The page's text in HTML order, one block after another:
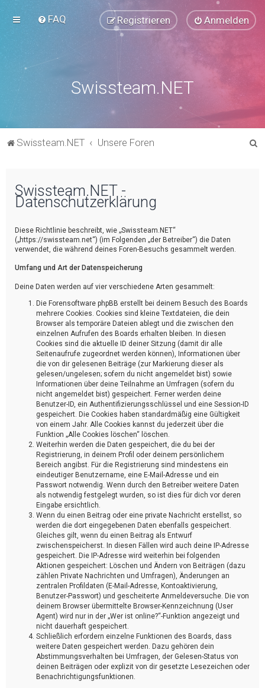
FAQ Anmelden
Registrieren
Swissteam.NET
Swissteam.NET Unsere Foren
Swissteam.NET -
Datenschutzerklärung
Diese Richtlinie beschreibt, wie „Swissteam.NET“
(„https://swissteam.net“) (im Folgenden „der Betreiber“) die Daten
verwendet, die während deines Foren-Besuchs gesammelt werden.
Umfang und Art der Datenspeicherung
Deine Daten werden auf vier verschiedene Arten gesammelt:
Die Forensoftware phpBB erstellt bei deinem Besuch des Boards
mehrere Cookies. Cookies sind kleine Textdateien, die dein
Browser als temporäre Dateien ablegt und die zwischen den
einzelnen Aufrufen des Boards erhalten bleiben. In diesen
Cookies sind die aktuelle ID deiner Sitzung (damit dir alle
Seitenaufrufe zugeordnet werden können), Informationen über
die von dir gelesenen Beiträge (zur Markierung dieser als
gelesen/ungelesen; sofern du nicht angemeldet bist) sowie
Informationen über deine Teilnahme an Umfragen (sofern du
nicht angemeldet bist) gespeichert. Ferner werden deine
Benutzer-ID, ein Authentifizierungsschlüssel und eine Session-ID
gespeichert. Die Cookies haben standardmäßig eine Gültigkeit
von einem Jahr. Alle Cookies kannst du jederzeit über die
Funktion „Alle Cookies löschen“ löschen.
Weiterhin werden die Daten gespeichert, die du bei der
Registrierung, in deinem Profil oder deinem persönlichem
Bereich angibst. Für die Registrierung sind mindestens ein
eindeutiger Benutzername, eine E-Mail-Adresse und ein
Passwort notwendig. Wenn durch den Betreiber weitere Daten
als notwendig festgelegt wurden, so ist dies für dich vor deren
Eingabe ersichtlich.
Wenn du einen Beitrag oder eine private Nachricht erstellst, so
werden die dort eingegebenen Daten ebenfalls gespeichert.
Gleiches gilt, wenn du einen Beitrag als Entwurf
zwischenspeicherst. In diesen Fällen wird auch deine IP-Adresse
gespeichert. Die IP-Adresse wird weiterhin bei folgenden
Aktionen gespeichert: Löschen und Ändern von Beiträgen (dazu
zählen Private Nachrichten und Umfragen), Änderungen an
zentralen Profildaten (E-Mail-Adresse, Kontoaktivierung,
Benutzer-Passwort) und gescheiterte Anmeldeversuche. Die von
deinem Browser übermittelte Browser-Kennzeichnung (User
Agent) wird nur in der „Wer ist online?“-Funktion angezeigt und
nicht dauerhaft gespeichert.
Schließlich erfordern einzelne Funktionen des Boards, dass
weitere Daten gespeichert werden. Dazu gehören dein
Abstimmungsverhalten bei Umfragen, der Gelesen-Status von
deinen Beiträgen oder explizit von dir gesetzte Lesezeichen oder
Benachrichtigungsfunktionen.